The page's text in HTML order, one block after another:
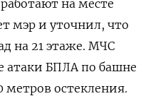
на месте
мэр и уточнил, что
на 21 этаже. МЧС
атаки БПЛА по башне
метров остекления.